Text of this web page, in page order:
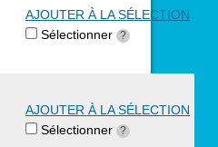
AJOUTER À LA SÉLECTION
Sélectionner ?
AJOUTER À LA SÉLECTION
Sélectionner ?